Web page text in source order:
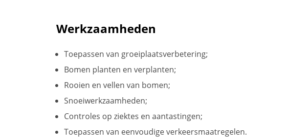
Werkzaamheden
Toepassen van groeiplaatsverbetering;
Bomen planten en verplanten;
Rooien en vellen van bomen;
Snoeiwerkzaamheden;
Controles op ziektes en aantastingen;
Toepassen van eenvoudige verkeersmaatregelen.